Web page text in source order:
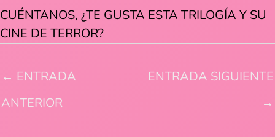
CUÉNTANOS, ¿TE GUSTA ESTA TRILOGÍA Y SU
CINE DE TERROR?
← ENTRADA
ANTERIOR
ENTRADA SIGUIENTE
→